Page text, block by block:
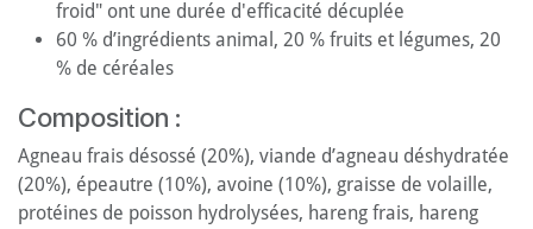
froid" ont une durée d'efficacité décuplée
60 % d’ingrédients animal, 20 % fruits et légumes, 20
% de céréales
Composition :
Agneau frais désossé (20%), viande d’agneau déshydratée
(20%), épeautre (10%), avoine (10%), graisse de volaille,
protéines de poisson hydrolysées, hareng frais, hareng